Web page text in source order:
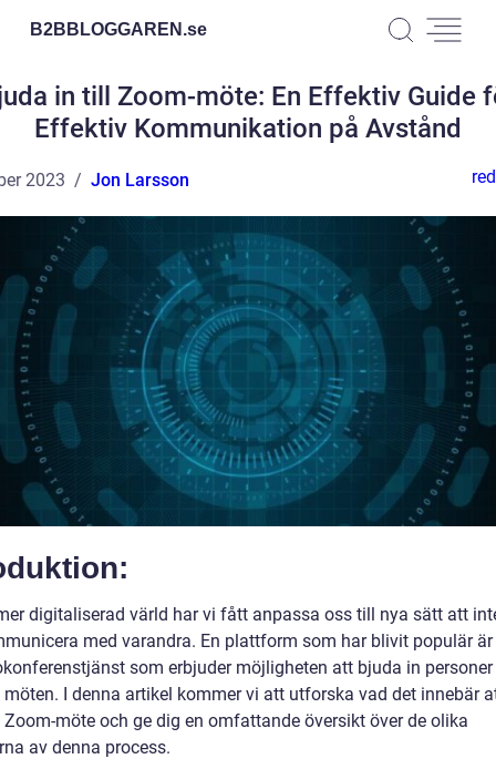
B2BBLOGGAREN.se
in till Zoom-möte: En Effektiv Guide
Effektiv Kommunikation på Avstånd
2023 Jon Larsson
digitaliserad värld har vi fått anpassa oss till nya sätt att
med varandra. En plattform som har blivit populär
som erbjuder möjligheten att bjuda in
I denna artikel kommer vi att utforska vad det innebär
möte och ge dig en omfattande översikt över de olika
av denna process.